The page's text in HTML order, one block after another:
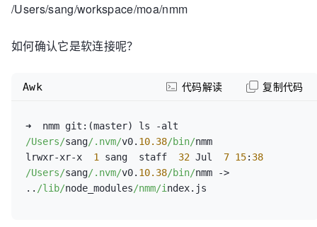
/Users/sang/workspace/moa/nmm
如何确认它是软连接呢？
/Users/sang/.nvm/v0. 10.38/bin/nmm
lrwxr-xr-x 1 sang  staff 32 Jul 7 15: 38
/Users/sang/.nvm/v0. 10.38/bin/nmm ->
.. /lib/node_modules/nmm/i
Awk 代码解读 复制代码